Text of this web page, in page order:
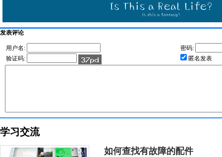
发表评论
用户名:
密码:
验证码:
匿名发表
学习交流
如何查找有故障的配件